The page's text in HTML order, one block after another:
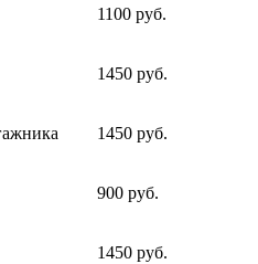
1100 руб.
1450 руб.
1450 руб.
900 руб.
1450 руб.